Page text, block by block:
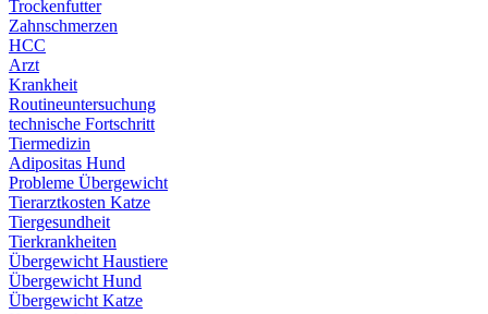
Trockenfutter
Zahnschmerzen
HCC
Arzt
Krankheit
Routineuntersuchung
technische Fortschritt
Tiermedizin
Adipositas Hund
Probleme Übergewicht
Tierarztkosten Katze
Tiergesundheit
Tierkrankheiten
Übergewicht Haustiere
Übergewicht Hund
Übergewicht Katze